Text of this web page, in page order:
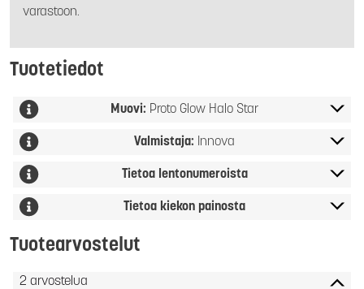
varastoon.
Tuotetiedot
Muovi: Proto Glow Halo Star
Valmistaja: Innova
Tietoa lentonumeroista
Tietoa kiekon painosta
Tuotearvostelut
2 arvostelua